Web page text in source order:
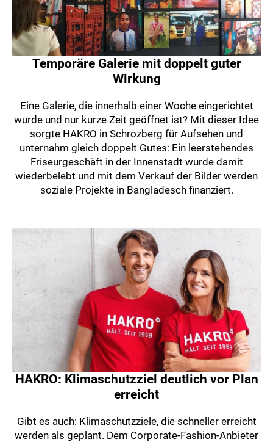
Temporäre Galerie mit doppelt guter
Wirkung
Eine Galerie, die innerhalb einer Woche eingerichtet
wurde und nur kurze Zeit geöffnet ist? Mit dieser Idee
sorgte HAKRO in Schrozberg für Aufsehen und
unternahm gleich doppelt Gutes: Ein leerstehendes
Friseurgeschäft in der Innenstadt wurde damit
wiederbelebt und mit dem Verkauf der Bilder werden
soziale Projekte in Bangladesch finanziert.
HAKRO: Klimaschutzziel deutlich vor Plan
erreicht
Gibt es auch: Klimaschutzziele, die schneller erreicht
werden als geplant. Dem Corporate-Fashion-Anbieter